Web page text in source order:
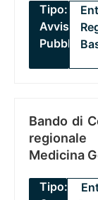
Tipo:
Avviso
Pubblico
Bando di
Medicina
Tipo: